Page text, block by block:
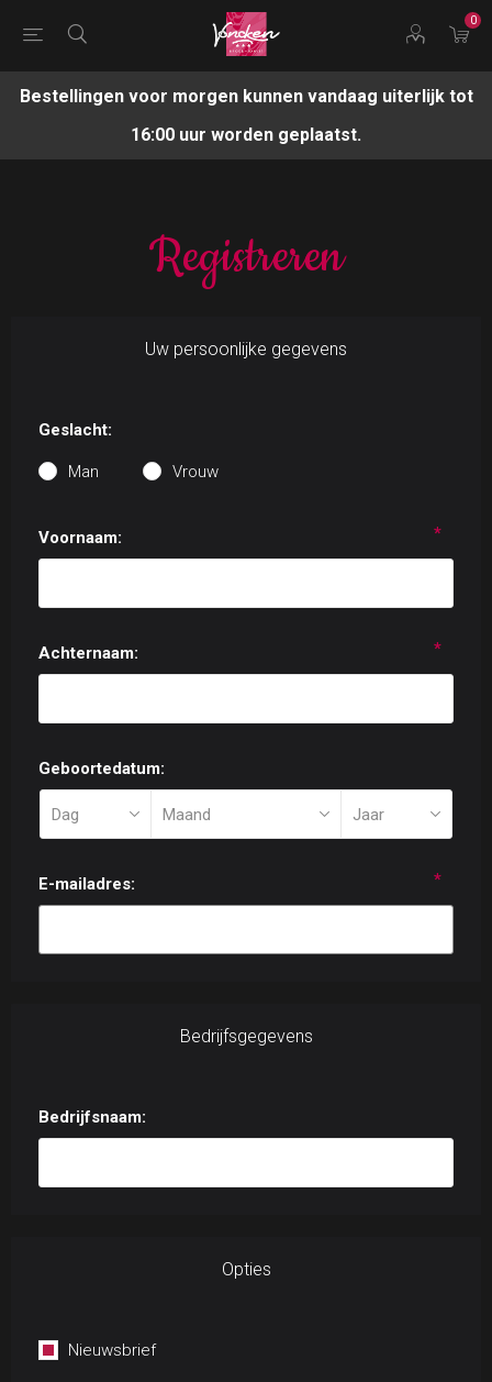
0
Bestellingen voor morgen kunnen vandaag uiterlijk tot
16:00 uur worden geplaatst.
Registreren
Uw persoonlijke gegevens
Geslacht:
Man Vrouw
Voornaam: *
Achternaam: *
Geboortedatum:
E-mailadres: *
Bedrijfsgegevens
Bedrijfsnaam:
Opties
Nieuwsbrief